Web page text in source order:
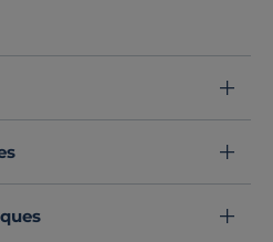
de légèreté.
confort d’assise.
en canapé grand 2
sont disponibles en tissu
:
Canapés convertibles